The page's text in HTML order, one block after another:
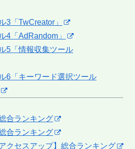
3「TwCreator」
4「AdRandom」
5「情報収集ツール
6「キーワード選択ツール
合ランキング
合ランキング
クセスアップ】総合ランキング